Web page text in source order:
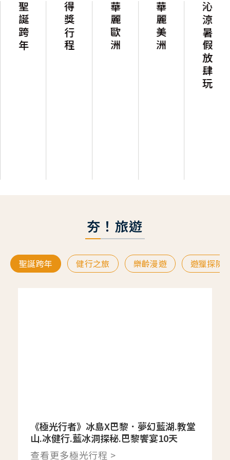
聖誕跨年 得獎行程 華麗歐洲 華麗美洲 沁涼暑假放肆玩
夯！旅遊
聖誕跨年 健行之旅 樂齡漫遊 遊獵探險
《極光行者》冰島X巴黎．夢幻藍湖.教堂
山.冰健行.藍冰洞探秘.巴黎饗宴10天
查看更多極光行程 >